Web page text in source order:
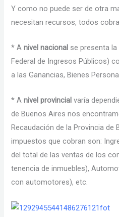
Y como no puede ser de otra
necesitan recursos, todos
* Anivel nacional se presenta la
Federal de Ingresos Públicos)
a las Ganancias, Bienes
* Anivel provincial varía
de Buenos Aires nos
Recaudación de la Provincia de
impuestos que cobran son:
del total de las ventas de los
tenencia de inmuebles),
con automotores), etc.